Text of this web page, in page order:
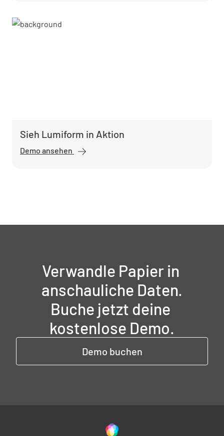
Sieh Lumiform in Aktion
Demo ansehen
Verwandle Papier in
anschauliche Daten.
Buche jetzt deine
kostenlose Demo.
Demo buchen